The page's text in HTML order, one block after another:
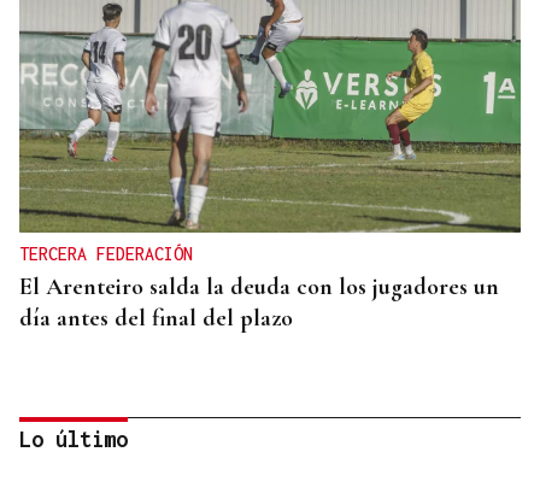
TERCERA FEDERACIÓN
El Arenteiro salda la deuda con los jugadores un
día antes del final del plazo
Lo último